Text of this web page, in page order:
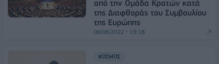
από την Ομάδα Κρατών κατά
της Διαφθοράς του Συμβουλίου
της Ευρώπης
06/06/2022 - 19:18
ΚΟΣΜΟΣ